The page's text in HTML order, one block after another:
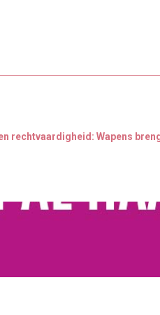
rechtvaardigheid: Wapens